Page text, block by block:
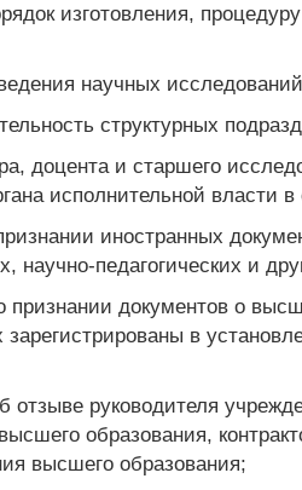
изготовления,
научных
структурных
доцента и старшего
исполнительной власти
иностранных
научно-педагогических и
признании документов о
в
отзыве руководителя
образования,
высшего образования;